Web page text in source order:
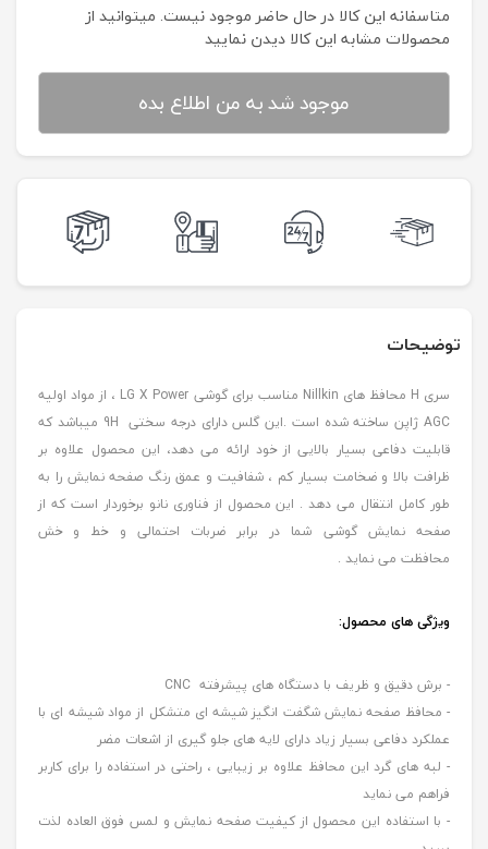
متاسفانه این کالا در حال حاضر موجود نیست. می‍توانید از
محصولات مشابه این کالا دیدن نمایید
موجود شد به من اطلاع بده
توضیحات
سری H محافظ های Nillkin مناسب برای گوشی LG X Power ، از مواد اولیه
AGC ژاپن ساخته شده است .این گلس دارای درجه سختی 9H میباشد که
قابلیت دفاعی بسیار بالایی از خود ارائه می دهد، این محصول علاوه بر
ظرافت بالا و ضخامت بسیار کم ، شفافیت و عمق رنگ صفحه نمایش را به
طور کامل انتقال می دهد . این محصول از فناوری نانو برخوردار است که از
صفحه نمایش گوشی شما در برابر ضربات احتمالی و خط و خش
محافظت می نماید .
ویژگی های محصول:
- برش دقیق و ظریف با دستگاه های پیشرفته CNC
- محافظ صفحه نمایش شگفت انگیز شیشه ای متشکل از مواد شیشه ای با
عملکرد دفاعی بسیار زیاد دارای لایه های جلو گیری از اشعات مضر
- لبه های گرد این محافظ علاوه بر زیبایی ، راحتی در استفاده را برای کاربر
فراهم می نماید
- با استفاده این محصول از کیفیت صفحه نمایش و لمس فوق العاده لذت